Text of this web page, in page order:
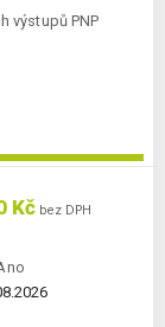
výstupů PNP
Kč bez DPH